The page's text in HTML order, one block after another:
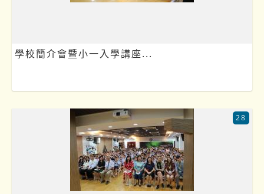
學校簡介會暨小一入學講座...
28